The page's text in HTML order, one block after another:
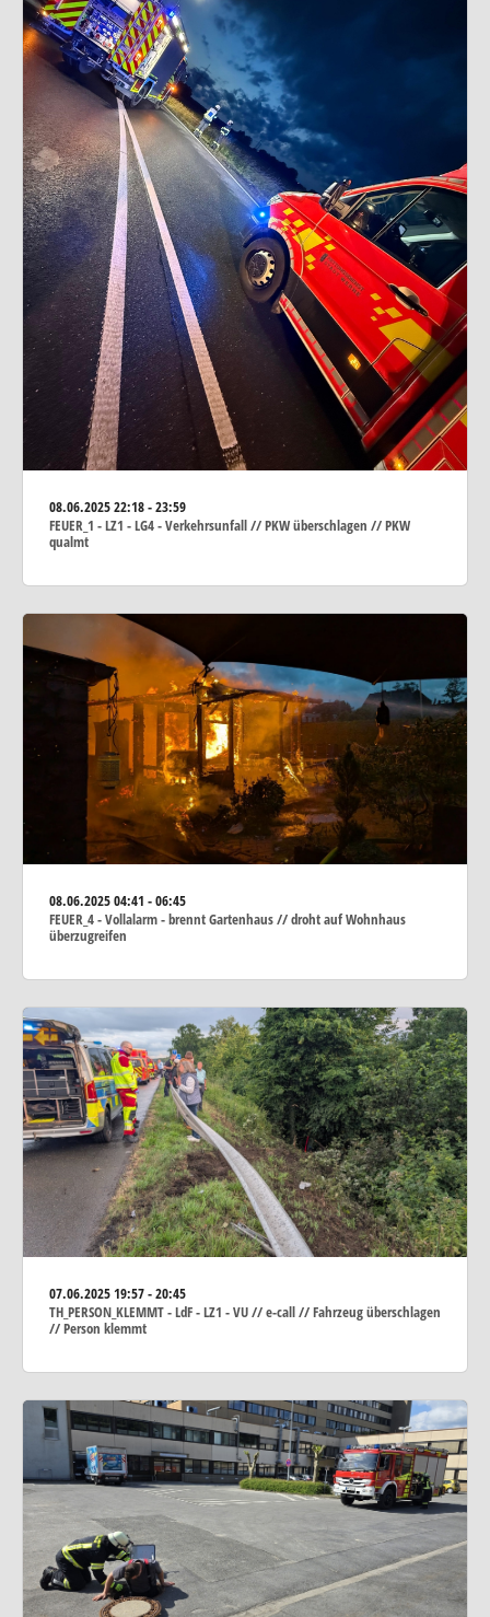
08.06.202522:18 - 23:59
FEUER_1 - LZ1 - LG4 - Verkehrsunfall // PKW überschlagen // PKW
qualmt
08.06.202504:41 - 06:45
FEUER_4 - Vollalarm - brennt Gartenhaus // droht auf Wohnhaus
überzugreifen
07.06.202519:57 - 20:45
TH_PERSON_KLEMMT - LdF - LZ1 - VU // e-call // Fahrzeug überschlagen
// Person klemmt